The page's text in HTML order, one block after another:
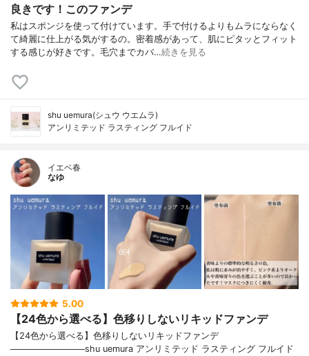
良きです！このファンデ
私はスポンジを使って付けています。手で付けるよりもムラにならなく
て綺麗に仕上がる気がするの。密着感があって、肌にピタッとフィット
する感じが好きです。毛穴までカバ…続きを見る
shu uemura(シュウ ウエムラ)
アンリミテッド ラスティング フルイド
イエベ春
なゆ
5.00
【24色から選べる】色移りしないリキッドファンデ
【24色から選べる】色移りしないリキッドファンデ
────────────shu uemura アンリミテッド ラスティング フルイド